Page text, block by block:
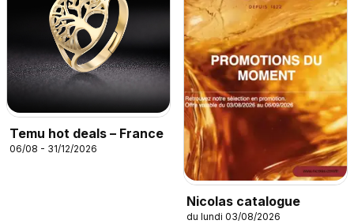
Temu hot deals – France
06/08 - 31/12/2026
Nicolas catalogue
du lundi 03/08/2026